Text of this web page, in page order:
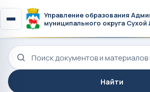
Управление образования
муниципального округа Сухой
Поиск по сайту
Найти